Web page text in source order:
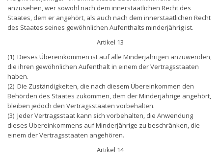
anzusehen, wer sowohl nach dem innerstaatlichen Recht des
Staates, dem er angehört, als auch nach dem innerstaatlichen Recht
des Staates seines gewöhnlichen Aufenthalts minderjährig ist.
Artikel 13
(1) Dieses Übereinkommen ist auf alle Minderjährigen anzuwenden,
die ihren gewöhnlichen Aufenthalt in einem der Vertragsstaaten
haben.
(2) Die Zuständigkeiten, die nach diesem Übereinkommen den
Behörden des Staates zukommen, dem der Minderjährige angehört,
bleiben jedoch den Vertragsstaaten vorbehalten.
(3) Jeder Vertragsstaat kann sich vorbehalten, die Anwendung
dieses Übereinkommens auf Minderjährige zu beschränken, die
einem der Vertragsstaaten angehören.
Artikel 14